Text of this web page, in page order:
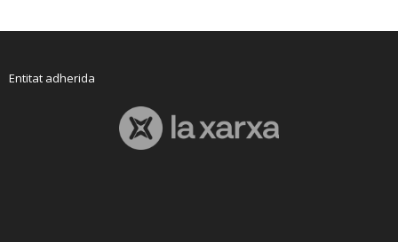
Entitat adherida